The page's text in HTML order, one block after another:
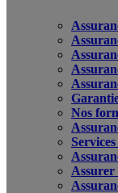
Nos
Assurer